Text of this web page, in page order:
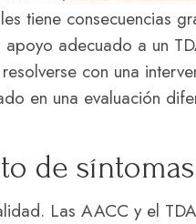
tiene consecuencias
adecuado a un
con una
en una evaluación
de
Las AACC y el